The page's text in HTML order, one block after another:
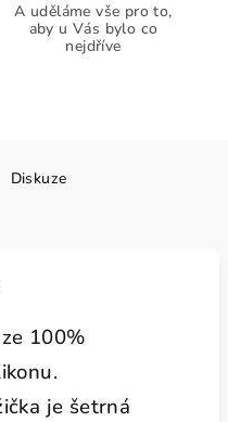
A uděláme vše pro to,
aby u Vás bylo co
nejdříve
Diskuze
100%
je šetrná